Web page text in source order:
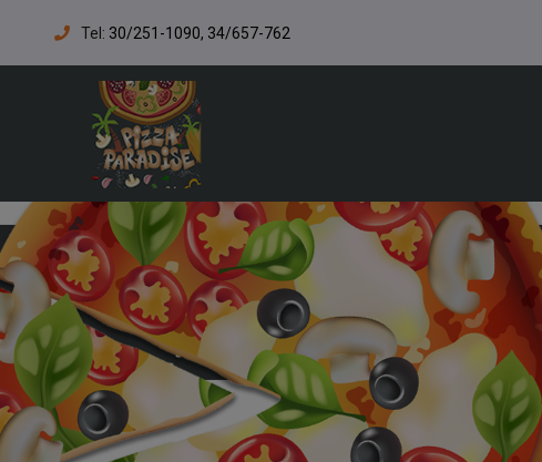
Tel: 30/251-1090, 34/657-762